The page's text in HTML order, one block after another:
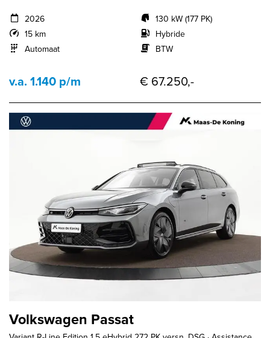
2026
15 km
Automaat
130 kW (177 PK)
Hybride
BTW
v.a. 1.140 p/m € 67.250,-
Volkswagen Passat